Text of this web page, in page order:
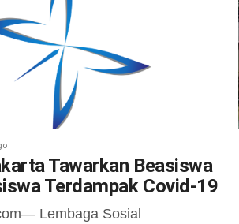
mendukung studi...
Tawarkan Beasiswa
Terdampak Covid-19
Lembaga Sosial